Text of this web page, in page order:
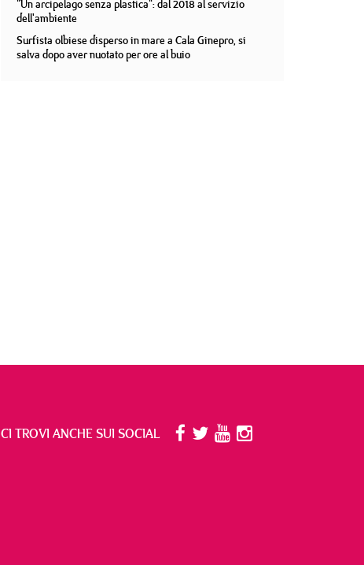
"Un arcipelago senza plastica": dal 2018 al servizio
dell'ambiente
Surfista olbiese disperso in mare a Cala Ginepro, si
salva dopo aver nuotato per ore al buio
CI TROVI ANCHE SUI SOCIAL